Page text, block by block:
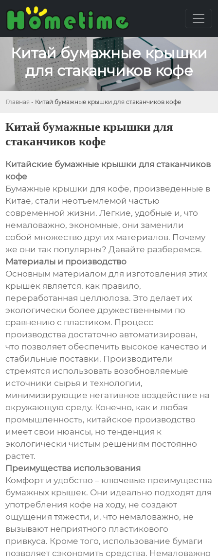
Китай бумажные крышки
для стаканчиков кофе
Главная - Китай бумажные крышки для стаканчиков кофе
Китай бумажные крышки для
стаканчиков кофе
Китайские бумажные крышки для стаканчиков
кофе
Бумажные крышки для кофе, произведенные в
Китае, стали неотъемлемой частью
современной жизни. Легкие, удобные и, что
немаловажно, экономные, они заменили
собой множество других материалов. Почему
же они так популярны? Давайте разберемся.
Материалы и производство
Основным материалом для изготовления этих
крышек является, как правило,
переработанная целлюлоза. Это делает их
экологически более дружественными по
сравнению с пластиком. Процесс
производства достаточно автоматизирован,
что позволяет обеспечить высокое качество и
стабильные поставки. Производители
стремятся использовать возобновляемые
источники сырья и технологии,
минимизирующие негативное воздействие на
окружающую среду. Конечно, как и любая
промышленность, китайское производство
имеет свои нюансы, но тенденция к
экологически чистым решениям постоянно
растет.
Преимущества использования
Комфорт и удобство – ключевые преимущества
бумажных крышек. Они идеально подходят для
употребления кофе на ходу, не создают
ощущения тяжести, и, что немаловажно, не
вызывают неприятного пластикового
привкуса. Кроме того, использование бумаги
позволяет сэкономить средства. Немаловажно